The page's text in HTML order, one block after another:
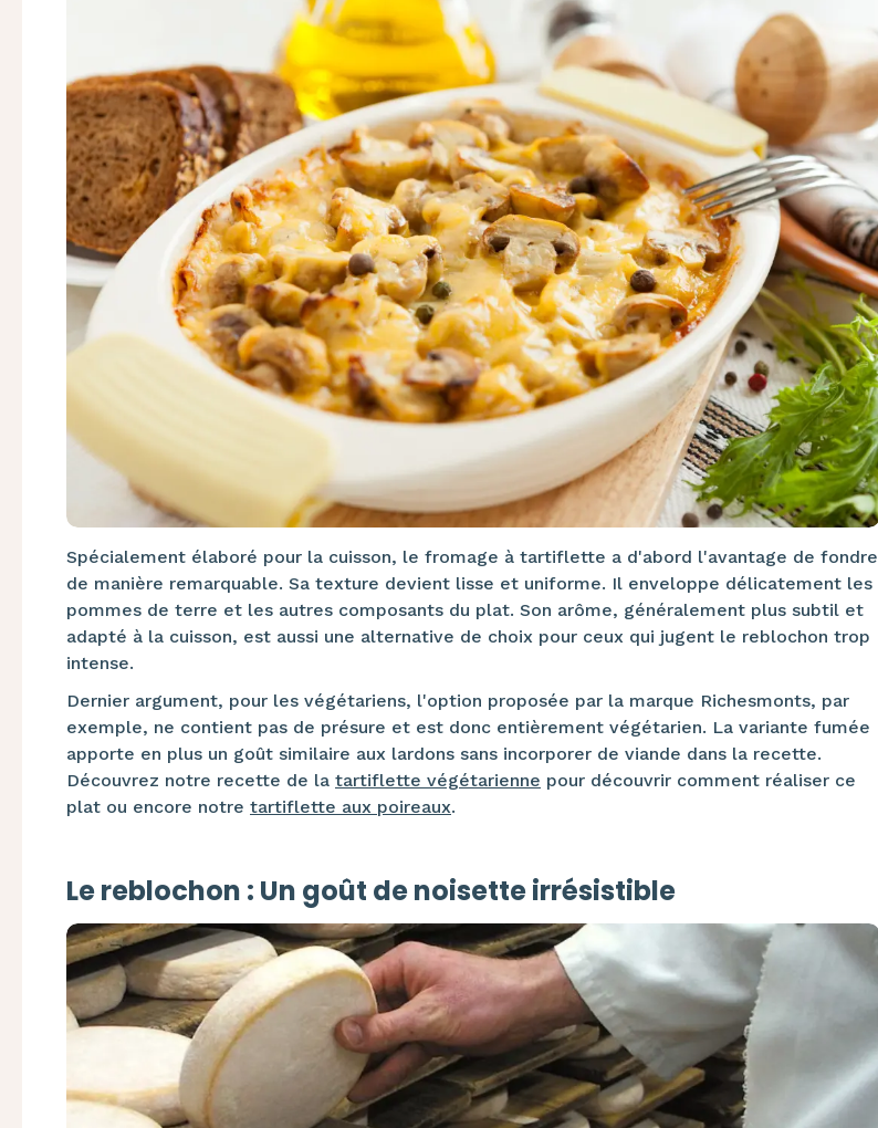
Spécialement élaboré pour la cuisson, le fromage à tartiflette a d'abord l'avantage de fondre
de manière remarquable. Sa texture devient lisse et uniforme. Il enveloppe délicatement les
pommes de terre et les autres composants du plat. Son arôme, généralement plus subtil et
adapté à la cuisson, est aussi une alternative de choix pour ceux qui jugent le reblochon trop
intense.
Dernier argument, pour les végétariens, l'option proposée par la marque Richesmonts, par
exemple, ne contient pas de présure et est donc entièrement végétarien. La variante fumée
apporte en plus un goût similaire aux lardons sans incorporer de viande dans la recette.
Découvrez notre recette de la tartiflette végétarienne pour découvrir comment réaliser ce
plat ou encore notre tartiflette aux poireaux.
Le reblochon : Un goût de noisette irrésistible